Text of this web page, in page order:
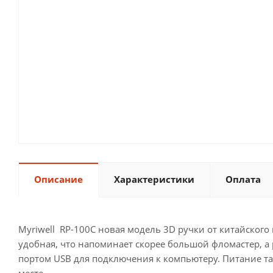
Описание Характеристики Оплата
Myriwell RP-100C новая модель 3D ручки от
удобная, что напоминает скорее большой фломастер,
портом USB для подключения к компьютеру. Питание